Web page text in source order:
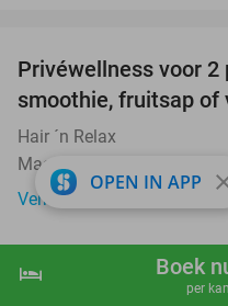
shopping_cart
hotel Boek
per
Privéwellness voor 2
smoothie, fruitsap of
Hair ´n Relax
Maasmechelen (9 km)
Verkocht: 48
OPEN IN APP